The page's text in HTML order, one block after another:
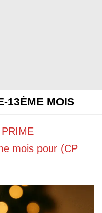
13ÈME MOIS
mois pour (CP